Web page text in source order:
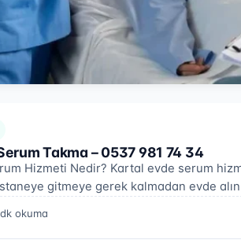
Takma – 0537 981 74 34
Hizmeti Nedir? Kartal evde serum
gitmeye gerek kalmadan evde
okuma